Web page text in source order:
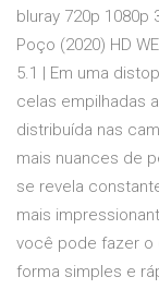
bluray 720p 1080p
Poço (2020) HD
5.1 | Em uma
celas empilhadas
distribuída nas
mais nuances de
se revela
mais
você pode fazer o
forma simples e